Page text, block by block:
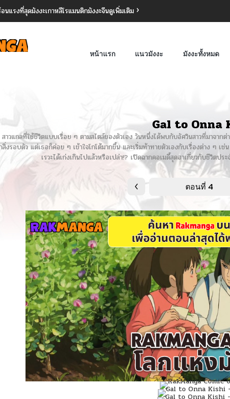
อนแรงที่สุดมังงะเกาหลีโรแมนติกมังงะจีนดูเพิ่มเติม
หน้าแรก แนวมังงะ มังงะทั้งหมด
Gal to Onna
สาวแกลที่ใช้ชีวิตแบบเรื่อย ๆ ตามสไตล์ของตัวเอง วันหนึ่งได้พบกับอัศวินสาวที่มาจาก
งรอบตัว แต่เธอก็ค่อย ๆ เข้าใจโกโต้มากขึ้น และเริ่มท้าทายตัวเองกับเรื่องต่าง ๆ
เรวะได้เก่งเกินไปแล้วหรือเปล่า!? เปิดฉากคอเมดี้สุดฮาเกี่ยวกับชีวิตป
ตอนที่ 4